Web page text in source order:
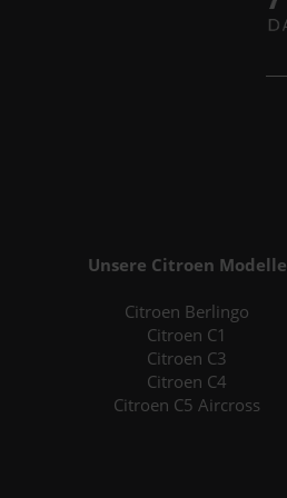
Unsere Citroen Modelle
Citroen Berlingo
Citroen C1
Citroen C3
Citroen C4
Citroen C5 Aircross